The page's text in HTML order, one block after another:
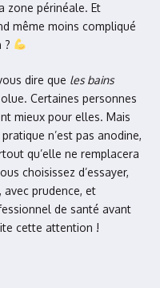
zone périnéale. Et
même moins compliqué
?
dire que les bains
Certaines personnes
mieux pour elles. Mais
n’est pas anodine,
qu’elle ne remplacera
choisissez d’essayer,
avec prudence, et
de santé avant
cette attention !